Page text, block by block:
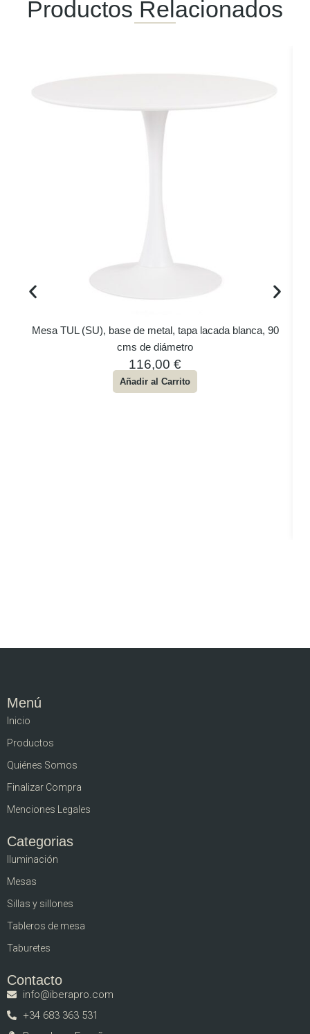
Productos Relacionados
Mesa TUL (SU), base de metal, tapa lacada blanca, 90
cms de diámetro
116,00 €
Añadir al Carrito
Menú
Inicio
Productos
Quiénes Somos
Finalizar Compra
Menciones Legales
Categorias
Iluminación
Mesas
Sillas y sillones
Tableros de mesa
Taburetes
Contacto
info@iberapro.com
+34 683 363 531